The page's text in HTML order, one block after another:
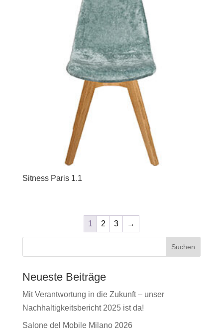
Sitness Paris 1.1
1 2 3 →
Suchen
Neueste Beiträge
Mit Verantwortung in die Zukunft – unser
Nachhaltigkeitsbericht 2025 ist da!
Salone del Mobile Milano 2026